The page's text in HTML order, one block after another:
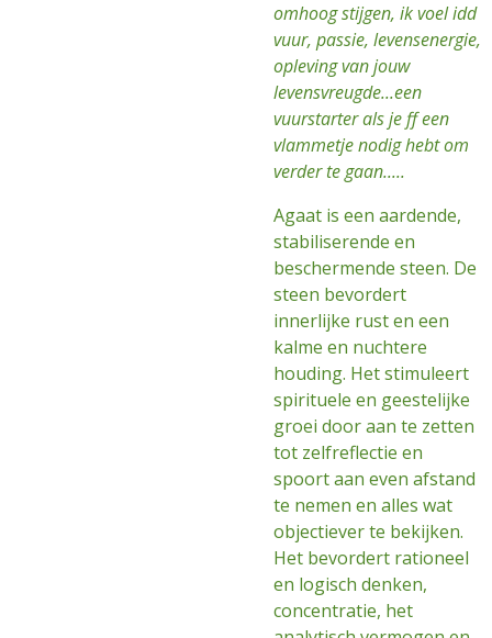
omhoog stijgen, ik voel idd
vuur, passie, levensenergie,
opleving van jouw
levensvreugde...een
vuurstarter als je ff een
vlammetje nodig hebt om
verder te gaan.....
Agaat is een aardende,
stabiliserende en
beschermende steen. De
steen bevordert
innerlijke rust en een
kalme en nuchtere
houding. Het stimuleert
spirituele en geestelijke
groei door aan te zetten
tot zelfreflectie en
spoort aan even afstand
te nemen en alles wat
objectiever te bekijken.
Het bevordert rationeel
en logisch denken,
concentratie, het